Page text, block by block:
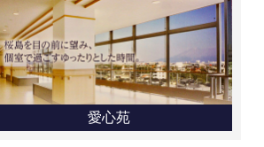
愛心苑